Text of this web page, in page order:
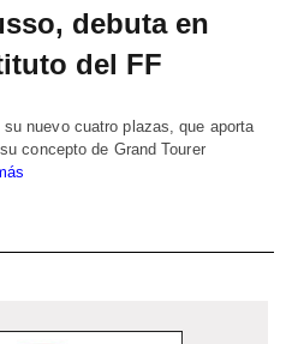
debuta en
del FF
nuevo cuatro plazas, que aporta
concepto de Grand Tourer